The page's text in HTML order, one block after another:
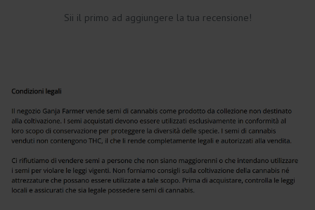
Sii il primo ad aggiungere la tua recensione!